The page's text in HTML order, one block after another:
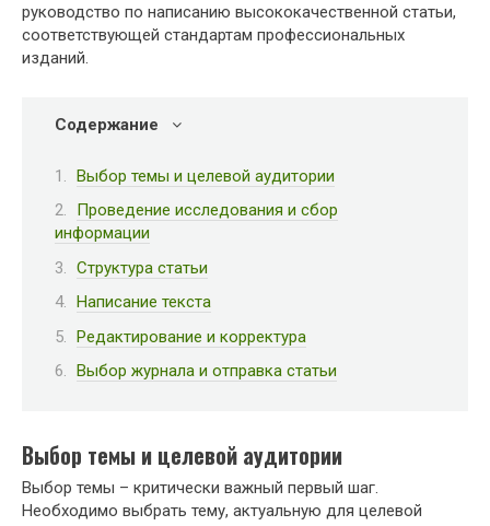
руководство по написанию высококачественной статьи,
соответствующей стандартам профессиональных
изданий.
Содержание
Выбор темы и целевой аудитории
Проведение исследования и сбор
информации
Структура статьи
Написание текста
Редактирование и корректура
Выбор журнала и отправка статьи
Выбор темы и целевой аудитории
Выбор темы – критически важный первый шаг.
Необходимо выбрать тему, актуальную для целевой